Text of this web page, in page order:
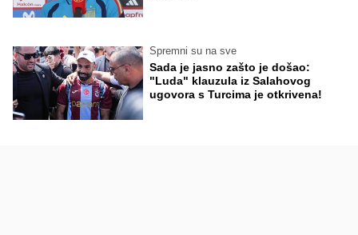
Spremni su na sve
Sada je jasno zašto je došao:
"Luda" klauzula iz Salahovog
ugovora s Turcima je otkrivena!